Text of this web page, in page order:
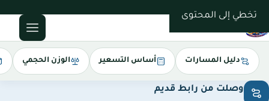
تخطي إلى المحتوى
دليل المسارات أساس التسعير الوزن الحجمي
وصلت من رابط قديم